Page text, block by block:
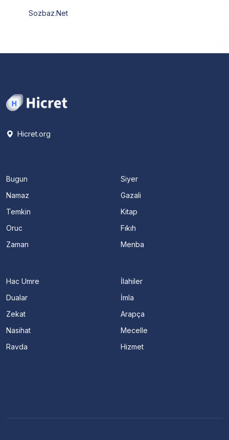
Sozbaz.Net
Hicret.org
Bugun
Namaz
Temkin
Oruc
Zaman
Siyer
Gazali
Kitap
Fıkıh
Menba
Hac Umre
Dualar
Zekat
Nasihat
Ravda
İlahiler
İmla
Arapça
Mecelle
Hizmet